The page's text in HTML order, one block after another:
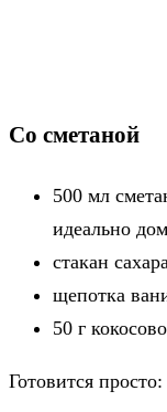
Со сметаной
500 мл
идеально
стакан
щепотка
50 г
Готовится просто: